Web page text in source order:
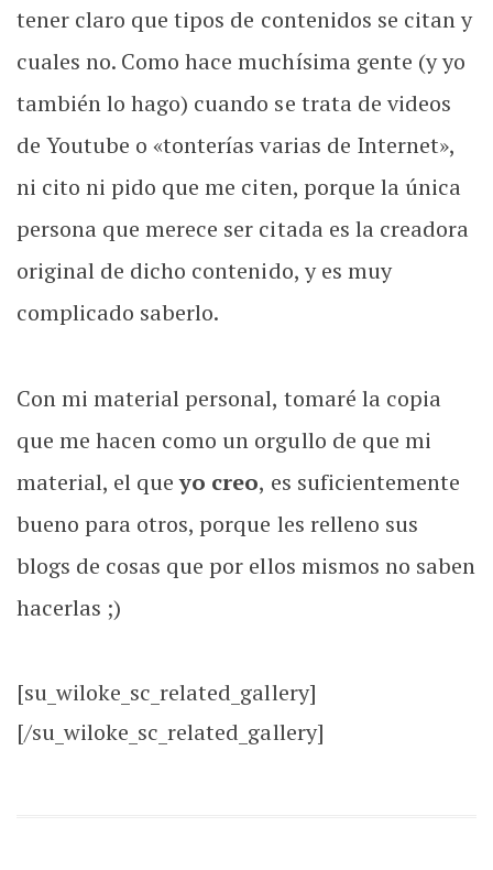
tener claro que tipos de contenidos se citan y
cuales no. Como hace muchísima gente (y yo
también lo hago) cuando se trata de videos
de Youtube o «tonterías varias de Internet»,
ni cito ni pido que me citen, porque la única
persona que merece ser citada es la creadora
original de dicho contenido, y es muy
complicado saberlo.
Con mi material personal, tomaré la copia
que me hacen como un orgullo de que mi
material, el queyo creo, es suficientemente
bueno para otros, porque les relleno sus
blogs de cosas que por ellos mismos no saben
hacerlas ;)
[su_wiloke_sc_related_gallery]
[/su_wiloke_sc_related_gallery]